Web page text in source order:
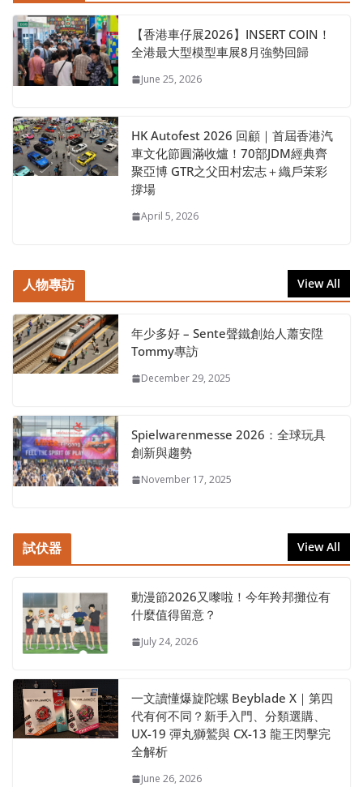
【香港車仔展2026】INSERT COIN！
全港最大型模型車展8月強勢回歸
June 25, 2026
HK Autofest 2026 回顧｜首屆香港汽
車文化節圓滿收爐！70部JDM經典齊
聚亞博 GTR之父田村宏志＋織戶茉彩
撐場
April 5, 2026
人物專訪 View All
年少多好 – Sente聲鐵創始人蕭安陞
Tommy專訪
December 29, 2025
Spielwarenmesse 2026：全球玩具
創新與趨勢
November 17, 2025
試伏器 View All
動漫節2026又嚟啦！今年羚邦攤位有
什麼值得留意？
July 24, 2026
一文讀懂爆旋陀螺 Beyblade X｜第四
代有何不同？新手入門、分類選購、
UX-19 彈丸獅鷲與 CX-13 龍王閃擊完
全解析
June 26, 2026